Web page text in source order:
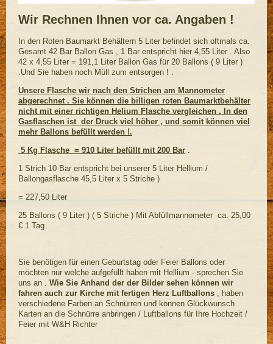
Wir Rechnen Ihnen vor ca. Angaben !
In den Roten Baumarkt Behältern 5 Liter befindet sich oftmals ca.
Gesamt 42 Bar Ballon Gas , 1 Bar entspricht hier 4,55 Liter . Also
42 x 4,55 Liter = 191,1 Liter Ballon Gas für 20 Ballons ( 9 Liter )
.Und Sie haben noch Müll zum entsorgen ! .
Unsere Flasche wir nach den Strichen am Mannometer
abgerechnet . Sie können die billigen roten Baumarktbehälter
nicht mit einer richtigen Helium Flasche vergleichen . In den
Gasflaschen ist der Druck viel höher , und somit können viel
mehr Ballons befüllt werden !.
5 Kg Flasche = 910 Liter befüllt mit 200 Bar
1 Strich 10 Bar entspricht bei unserer 5 Liter Hellium /
Ballongasflasche 45,5 Liter x 5 Striche )
= 227,50 Liter
25 Ballons ( 9 Liter ) ( 5 Striche ) Mit Abfüllmannometer ca. 25,00
€ 1 Tag
Sie benötigen für einen Geburtstag oder Feier Ballons oder
möchten nur welche aufgefüllt haben mit Hellium - sprechen Sie
uns an . Wie Sie Anhand der der Bilder sehen können wir
fahren auch zur Kirche mit fertigen Herz Luftballons , haben
verschiedene Farben an Schnürren und können Glückwunsch
Karten an die Schnürre anbringen / Luftballons für Ihre Hochzeit /
Feier mit W&H Richter